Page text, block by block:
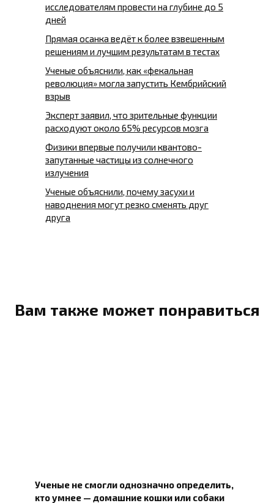
исследователям провести на глубине до 5
дней
Прямая осанка ведёт к более взвешенным
решениям и лучшим результатам в тестах
Ученые объяснили, как «фекальная
революция» могла запустить Кембрийский
взрыв
Эксперт заявил, что зрительные функции
расходуют около 65% ресурсов мозга
Физики впервые получили квантово-
запутанные частицы из солнечного
излучения
Ученые объяснили, почему засухи и
наводнения могут резко сменять друг
друга
Вам также может понравиться
Ученые не смогли однозначно определить,
кто умнее — домашние кошки или собаки